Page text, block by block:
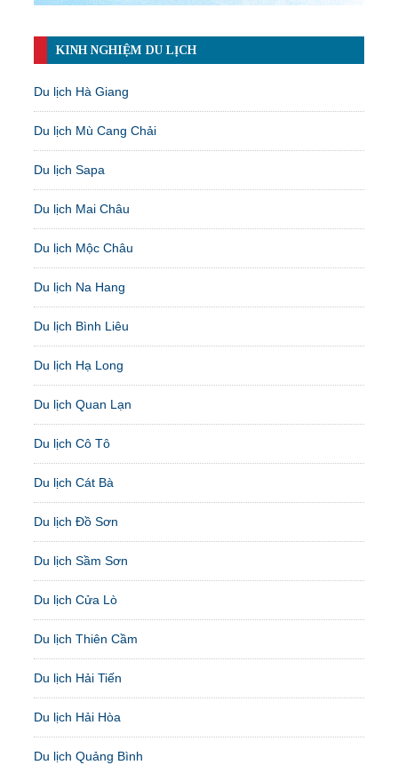
KINH NGHIỆM DU LỊCH
Du lịch Hà Giang
Du lịch Mù Cang Chải
Du lịch Sapa
Du lịch Mai Châu
Du lịch Mộc Châu
Du lịch Na Hang
Du lịch Bình Liêu
Du lịch Hạ Long
Du lịch Quan Lạn
Du lịch Cô Tô
Du lịch Cát Bà
Du lịch Đồ Sơn
Du lịch Sầm Sơn
Du lịch Cửa Lò
Du lịch Thiên Cầm
Du lịch Hải Tiến
Du lịch Hải Hòa
Du lịch Quảng Bình